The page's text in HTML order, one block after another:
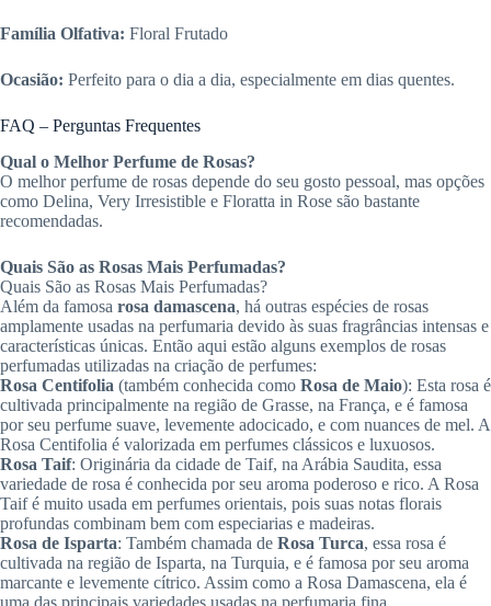
Família Olfativa: Floral Frutado
Ocasião: Perfeito para o dia a dia, especialmente em dias quentes.
FAQ – Perguntas Frequentes
Qual o Melhor Perfume de Rosas?
O melhor perfume de rosas depende do seu gosto pessoal, mas opções
como Delina, Very Irresistible e Floratta in Rose são bastante
recomendadas.
Quais São as Rosas Mais Perfumadas?
Quais São as Rosas Mais Perfumadas?
Além da famosa rosa damascena, há outras espécies de rosas
amplamente usadas na perfumaria devido às suas fragrâncias intensas e
características únicas. Então aqui estão alguns exemplos de rosas
perfumadas utilizadas na criação de perfumes:
Rosa Centifolia (também conhecida como Rosa de Maio): Esta rosa é
cultivada principalmente na região de Grasse, na França, e é famosa
por seu perfume suave, levemente adocicado, e com nuances de mel. A
Rosa Centifolia é valorizada em perfumes clássicos e luxuosos.
Rosa Taif: Originária da cidade de Taif, na Arábia Saudita, essa
variedade de rosa é conhecida por seu aroma poderoso e rico. A Rosa
Taif é muito usada em perfumes orientais, pois suas notas florais
profundas combinam bem com especiarias e madeiras.
Rosa de Isparta: Também chamada de Rosa Turca, essa rosa é
cultivada na região de Isparta, na Turquia, e é famosa por seu aroma
marcante e levemente cítrico. Assim como a Rosa Damascena, ela é
uma das principais variedades usadas na perfumaria fina.